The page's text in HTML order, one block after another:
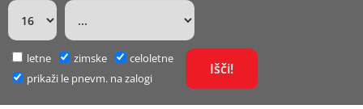
letne zimske
celoletne
prikaži le pnevm. na zalogi